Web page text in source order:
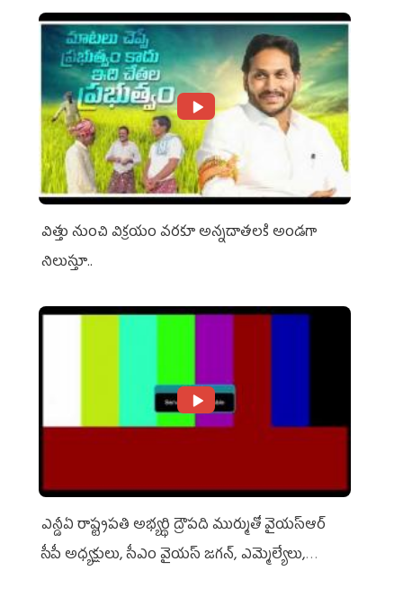
విత్తు నుంచి విక్రయం వరకూ అన్నదాతలకి అండగా
నిలుస్తూ..
ఎన్డీఏ రాష్ట్ర‌ప‌తి అభ్య‌ర్థి ద్రౌప‌ది ముర్ముతో వైయ‌స్ఆర్
సీపీ అధ్య‌క్షులు, సీఎం వైయ‌స్ జ‌గ‌న్, ఎమ్మెల్యేలు,